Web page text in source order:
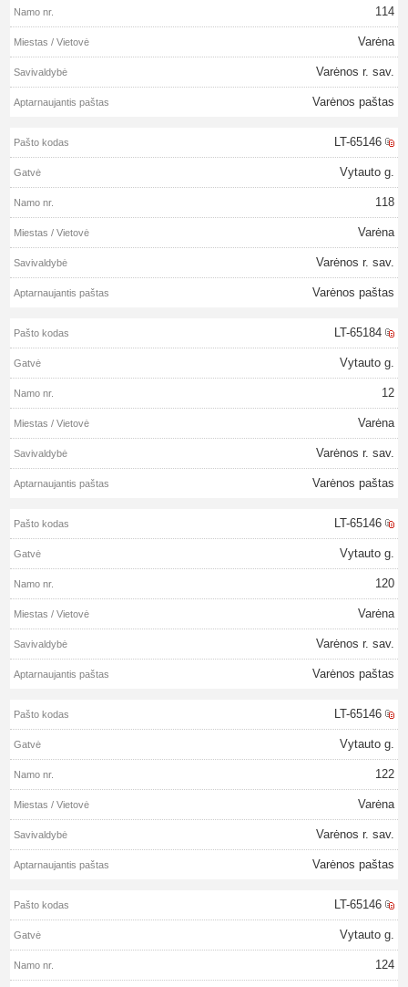
114
Varėna
Varėnos r. sav.
Varėnos paštas
LT-65146
Vytauto g.
118
Varėna
Varėnos r. sav.
Varėnos paštas
LT-65184
Vytauto g.
12
Varėna
Varėnos r. sav.
Varėnos paštas
LT-65146
Vytauto g.
120
Varėna
Varėnos r. sav.
Varėnos paštas
LT-65146
Vytauto g.
122
Varėna
Varėnos r. sav.
Varėnos paštas
LT-65146
Vytauto g.
124